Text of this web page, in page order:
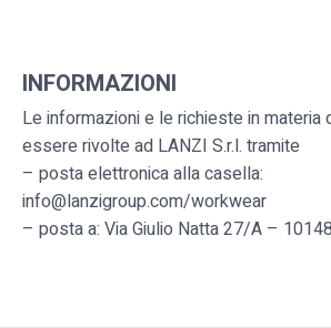
INFORMAZIONI
Le informazioni e le richieste in materia
essere rivolte ad LANZI S.r.l. tramite
– posta elettronica alla casella:
info@lanzigroup.com/workwear
– posta a: Via Giulio Natta 27/A –